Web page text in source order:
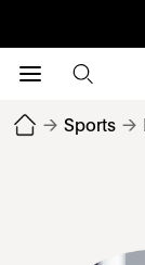
→ Sports →